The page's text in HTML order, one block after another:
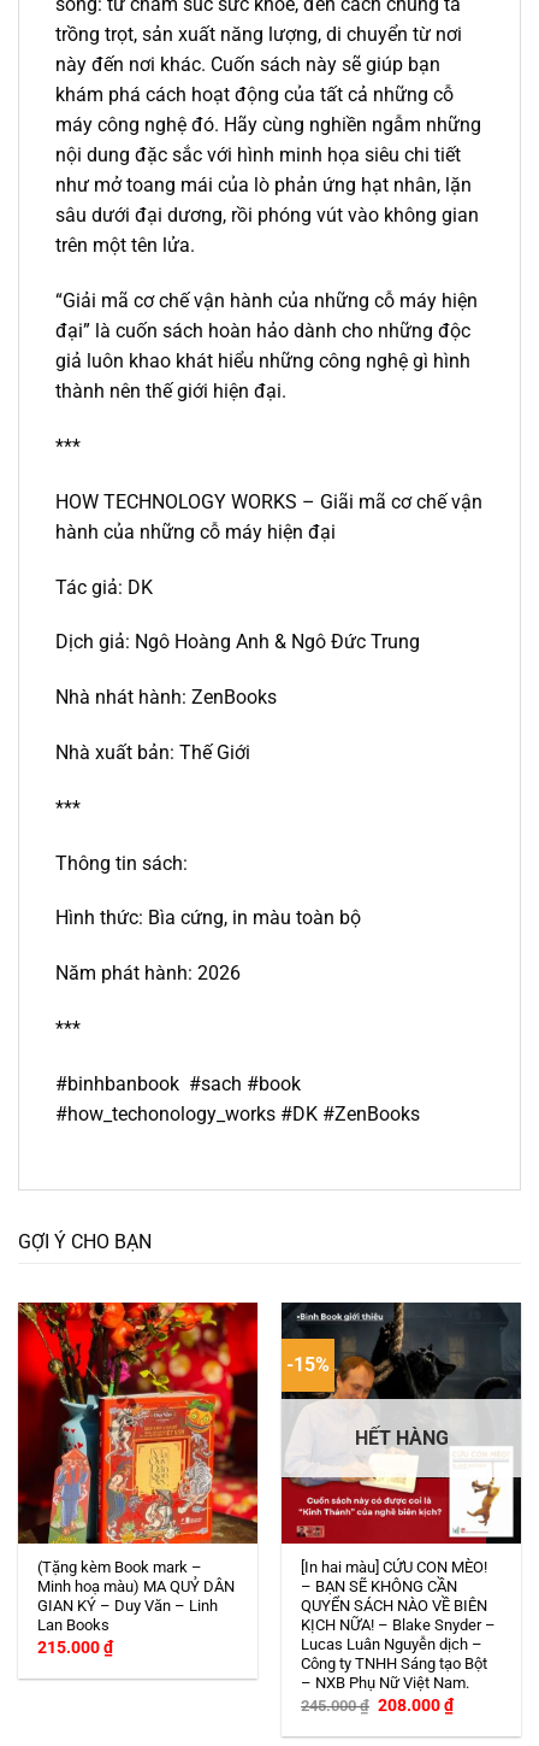
sống: từ chăm súc sức khỏe, đến cách chúng ta
trồng trọt, sản xuất năng lượng, di chuyển từ nơi
này đến nơi khác. Cuốn sách này sẽ giúp bạn
khám phá cách hoạt động của tất cả những cỗ
máy công nghệ đó. Hãy cùng nghiền ngẫm những
nội dung đặc sắc với hình minh họa siêu chi tiết
như mở toang mái của lò phản ứng hạt nhân, lặn
sâu dưới đại dương, rồi phóng vút vào không gian
trên một tên lửa.
“Giải mã cơ chế vận hành của những cỗ máy hiện
đại” là cuốn sách hoàn hảo dành cho những độc
giả luôn khao khát hiểu những công nghệ gì hình
thành nên thế giới hiện đại.
***
HOW TECHNOLOGY WORKS – Giãi mã cơ chế vận
hành của những cỗ máy hiện đại
Tác giả: DK
Dịch giả: Ngô Hoàng Anh & Ngô Đức Trung
Nhà nhát hành: ZenBooks
Nhà xuất bản: Thế Giới
***
Thông tin sách:
Hình thức: Bìa cứng, in màu toàn bộ
Năm phát hành: 2026
***
#binhbanbook #sach #book
#how_techonology_works #DK #ZenBooks
GỢI Ý CHO BẠN
(Tặng kèm Book mark –
Minh hoạ màu) MA QUỶ DÂN
GIAN KÝ – Duy Văn – Linh
Lan Books
215.000₫
-15%
HẾT HÀNG
[In hai màu] CỨU CON MÈO!
– BẠN SẼ KHÔNG CẦN
QUYỂN SÁCH NÀO VỀ BIÊN
KỊCH NỮA! – Blake Snyder –
Lucas Luân Nguyễn dịch –
Công ty TNHH Sáng tạo Bột
– NXB Phụ Nữ Việt Nam.
245.000₫ Giá
là:
208.000₫Giá
hiện
tại